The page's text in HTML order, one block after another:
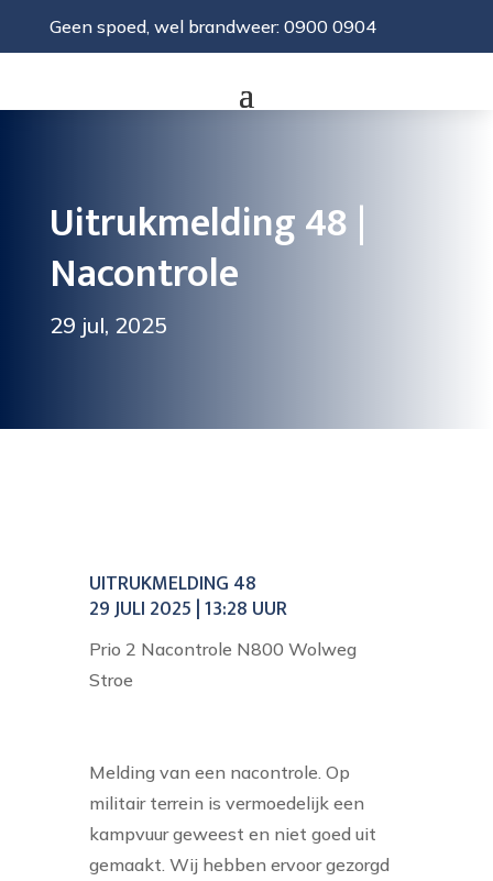
Geen spoed, wel brandweer: 0900 0904
Uitrukmelding 48 |
Nacontrole
29 jul, 2025
UITRUKMELDING 48
29 JULI 2025 | 13:28 UUR
Prio 2 Nacontrole N800 Wolweg
Stroe
Melding van een nacontrole. Op
militair terrein is vermoedelijk een
kampvuur geweest en niet goed uit
gemaakt. Wij hebben ervoor gezorgd